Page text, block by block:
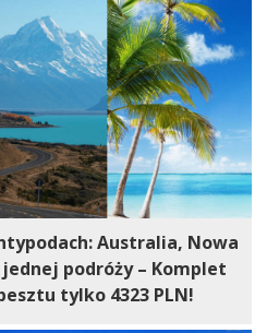
Australia, Nowa
podróży – Komplet
tylko 4323 PLN!